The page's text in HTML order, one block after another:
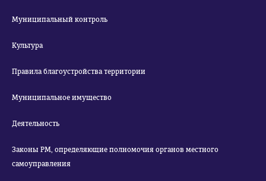
Муниципальный контроль
Культура
Правила благоустройства территории
Муниципальное имущество
Деятельность
Законы РМ, определяющие полномочия органов местного
самоуправления